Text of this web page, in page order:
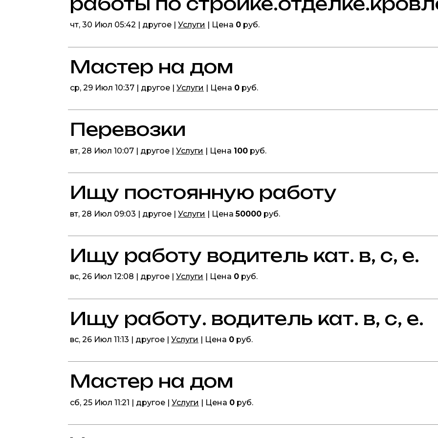
чт, 30 Июл 05:42 | другое | Услуги | Цена 0 руб.
Мастер на дом
ср, 29 Июл 10:37 | другое | Услуги | Цена 0 руб.
Перевозки
вт, 28 Июл 10:07 | другое | Услуги | Цена 100 руб.
Ищу постоянную работу
вт, 28 Июл 09:03 | другое | Услуги | Цена50000 руб.
Ищу работу водитель кат. в, с, е.
вс, 26 Июл 12:08 | другое | Услуги | Цена 0 руб.
Ищу работу. водитель кат. в, с, е.
вс, 26 Июл 11:13 | другое | Услуги | Цена 0 руб.
Мастер на дом
сб, 25 Июл 11:21 | другое | Услуги | Цена 0 руб.